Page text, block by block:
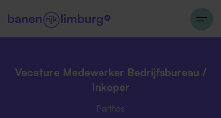
Vacature Medewerker Bedrijfsbureau /
Inkoper
Parthos